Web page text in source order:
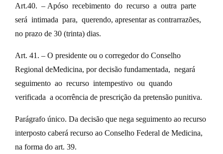
Art.40. – Apóso recebimento do recurso a outra parte
será intimada para, querendo, apresentar as contrarrazões,
no prazo de 30 (trinta) dias.
Art. 41. – O presidente ou o corregedor do Conselho
Regional deMedicina, por decisão fundamentada, negará
seguimento ao recurso intempestivo ou quando
verificada a ocorrência de prescrição da pretensão punitiva.
Parágrafo único. Da decisão que nega seguimento ao recurso
interposto caberá recurso ao Conselho Federal de Medicina,
na forma do art. 39.